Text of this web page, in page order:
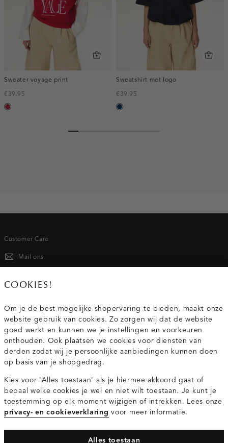
Sweater voyage print
€39.95
donkerrood
Sweatshirt met logo
€39.95
donkerblauw
Customer Care
Mail ons
Service
Wij zijn Costes
Topcategorieën voor jou
Privacy- en cookieverklaringAlgemene Voorwaarden
COOKIES!
Om je de best mogelijke shopervaring te bieden, maakt onze
website gebruik van cookies. Zo zorgen wij dat de website
goed werkt en kunnen we je instellingen en voorkeuren
onthouden. Ook plaatsen we cookies voor diensten van
derden zodat wij je persoonlijke aanbiedingen kunnen doen
op basis van je shopgedrag.
Kies voor 'Alles toestaan' als je hiermee akkoord gaat of
bepaal welke cookies je wel en niet wilt toestaan. Je kunt je
toestemming op elk moment wijzigen of intrekken. Lees onze
privacy- en cookieverklaring voor meer informatie.
Alles toestaan